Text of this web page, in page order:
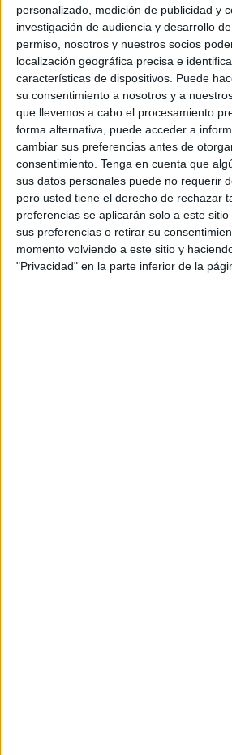
personalizado, medición de publicidad y
investigación de audiencia y desarrollo de
permiso, nosotros y nuestros socios
localización geográfica precisa e
características de dispositivos. Puede
su consentimiento a nosotros y a
que llevemos a cabo el procesamiento
forma alternativa, puede acceder a
cambiar sus preferencias antes de
consentimiento. Tenga en cuenta que
sus datos personales puede no requerir
pero usted tiene el derecho de rechazar
preferencias se aplicarán solo a este
sus preferencias o retirar su
momento volviendo a este sitio y
"Privacidad" en la parte inferior de la
Domingo, 06/09/2026
15:00 Serie A Italiana
Parma
Monza
DAZN (Ver en directo)